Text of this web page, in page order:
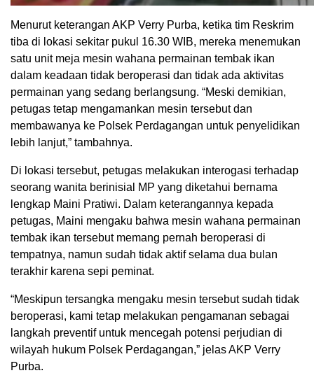
Menurut keterangan AKP Verry Purba, ketika tim Reskrim
tiba di lokasi sekitar pukul 16.30 WIB, mereka menemukan
satu unit meja mesin wahana permainan tembak ikan
dalam keadaan tidak beroperasi dan tidak ada aktivitas
permainan yang sedang berlangsung. “Meski demikian,
petugas tetap mengamankan mesin tersebut dan
membawanya ke Polsek Perdagangan untuk penyelidikan
lebih lanjut,” tambahnya.
Di lokasi tersebut, petugas melakukan interogasi terhadap
seorang wanita berinisial MP yang diketahui bernama
lengkap Maini Pratiwi. Dalam keterangannya kepada
petugas, Maini mengaku bahwa mesin wahana permainan
tembak ikan tersebut memang pernah beroperasi di
tempatnya, namun sudah tidak aktif selama dua bulan
terakhir karena sepi peminat.
“Meskipun tersangka mengaku mesin tersebut sudah tidak
beroperasi, kami tetap melakukan pengamanan sebagai
langkah preventif untuk mencegah potensi perjudian di
wilayah hukum Polsek Perdagangan,” jelas AKP Verry
Purba.